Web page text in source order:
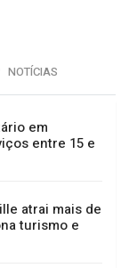
NOTÍCIAS
em
entre 15 e